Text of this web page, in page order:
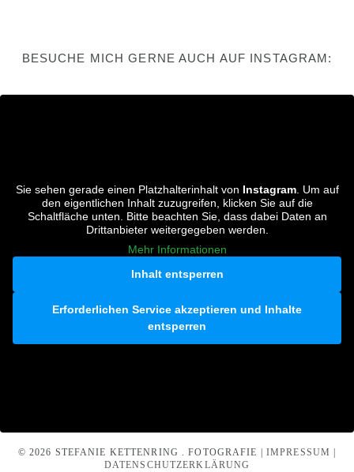
BESUCHE MICH GERNE AUCH AUF INSTAGRAM:
Sie sehen gerade einen Platzhalterinhalt von Instagram. Um auf
den eigentlichen Inhalt zuzugreifen, klicken Sie auf die
Schaltfläche unten. Bitte beachten Sie, dass dabei Daten an
Drittanbieter weitergegeben werden.
Mehr Informationen
Inhalt entsperren
Erforderlichen Service akzeptieren und Inhalte
entsperren
© 2026 STEFANIE KETTENRING . FOTOGRAFIE | IMPRESSUM
DATENSCHUTZERKLÄRUNG